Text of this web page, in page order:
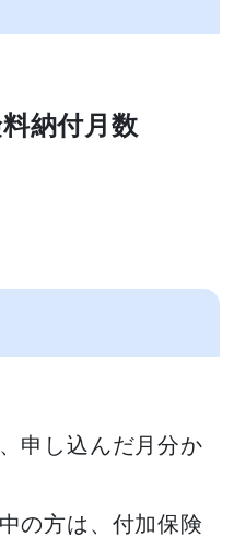
納付月数
申し込んだ月分か
の方は、付加保険